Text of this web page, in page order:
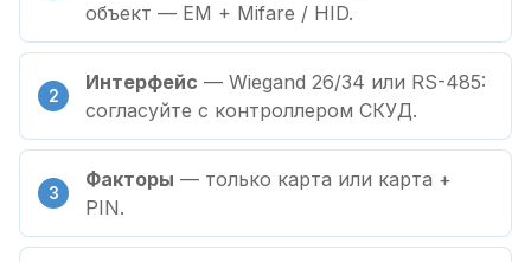
объект — EM + Mifare / HID.
Интерфейс — Wiegand 26/34 или RS-485:
согласуйте с контроллером СКУД.
Факторы — только карта или карта +
PIN.